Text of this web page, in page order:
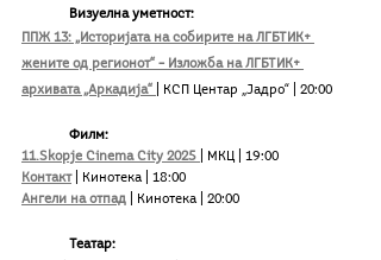
Визуелна уметност:
ППЖ 13: „Историјата на собирите на ЛГБТИК+
жените од регионот“ – Изложба на ЛГБТИК+
архивата „Аркадија“
| КСП Центар „Јадро“ | 20:00
Филм:
11.Skopje Cinema City 2025
| МКЦ | 19:00
Контакт | Кинотека | 18:00
Ангели на отпад | Кинотека | 20:00
Театар: